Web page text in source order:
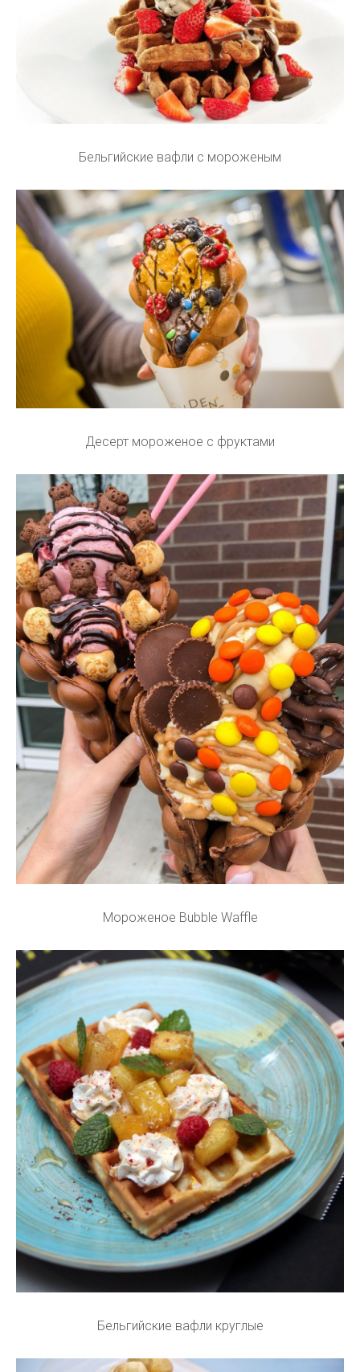
Бельгийские вафли с мороженым
Десерт мороженое с фруктами
Мороженое Bubble Waffle
Бельгийские вафли круглые